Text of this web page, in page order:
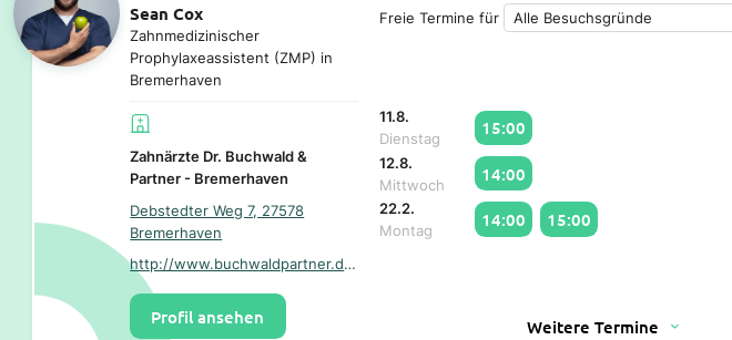
Sean Cox
Zahnmedizinischer
Prophylaxeassistent (ZMP) in
Bremerhaven
Zahnärzte Dr. Buchwald &
Partner - Bremerhaven
Debstedter Weg 7, 27578
Bremerhaven
http://www.buchwaldpartner.de/
Profil ansehen
Freie Termine für
11.8.
Dienstag
15:00
12.8.
Mittwoch
14:00
22.2.
Montag
14:00 15:00
Weitere Termine